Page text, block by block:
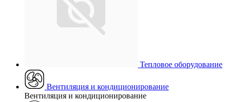
Тепловое оборудование
Вентиляция и кондиционирование
Вентиляция и кондиционирование